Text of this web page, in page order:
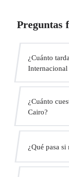
Preguntas
¿Cuánto
¿Cuánto
Cairo?
Usa nuestro
fijo al instante.
¿Qué pasa